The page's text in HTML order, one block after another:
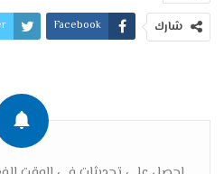
شارك Facebook